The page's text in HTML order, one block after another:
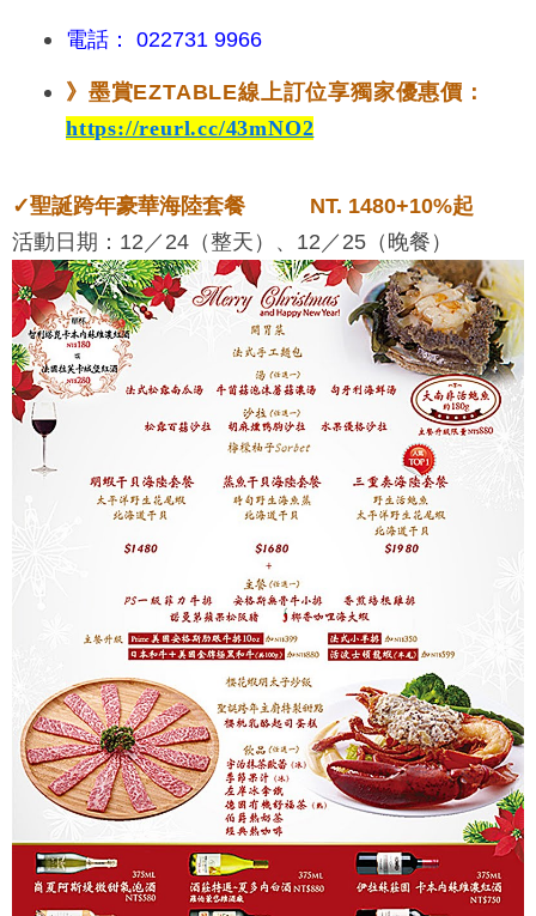
電話： 022731 9966
》 墨賞EZTABLE線上訂位享獨家優惠價 ：
https://reurl.cc/43mNO2
✓聖誕跨年豪華海陸套餐 NT. 1480+10%起
活動日期：12／24（整天）、12／25（晚餐）